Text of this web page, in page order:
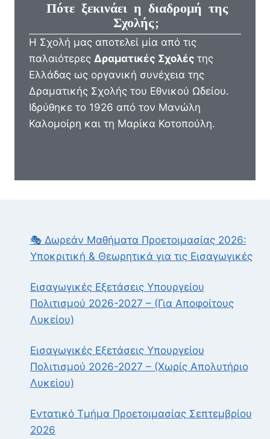
Πότε ξεκινάει η διαδρομή της
Σχολής;
Η Σχολή μας αποτελεί μία από τις
παλαιότερες Δραματικές Σχολές της
Ελλάδας ως οργανική συνέχεια της
Δραματικής Σχολής του Εθνικού Ωδείου.
Ιδρύθηκε το 1926 από τον Μανώλη
Καλομοίρη και τη Μαρίκα Κοτοπούλη.
🎭 Δωρεάν Μαθήματα Προετοιμασίας 2026:
Υποκριτική & Θεωρητικά για τις Εισαγωγικές
Εισαγωγικές Εξετάσεις Υπουργείου
Πολιτισμού 2026-2027 – (Για Αποφοίτους
Λυκείου)
Εισαγωγικές Εξετάσεις Υπουργείου
Πολιτισμού 2026-2027 – (Χωρίς Απολυτήριο
Λυκείου)
Εντατικό Τμήμα Προετοιμασίας Σεπτεμβρίου
2026